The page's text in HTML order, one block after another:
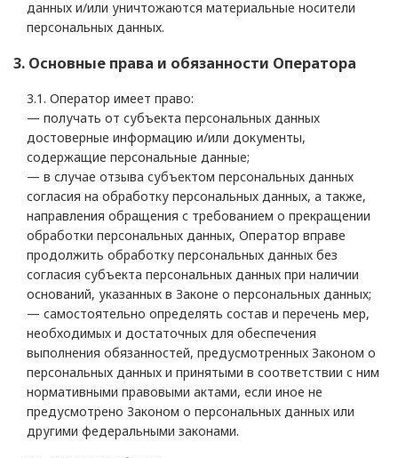
данных и/или уничтожаются материальные носители
персональных данных.
3. Основные права и обязанности Оператора
3.1. Оператор имеет право:
— получать от субъекта персональных данных
достоверные информацию и/или документы,
содержащие персональные данные;
— в случае отзыва субъектом персональных данных
согласия на обработку персональных данных, а также,
направления обращения с требованием о прекращении
обработки персональных данных, Оператор вправе
продолжить обработку персональных данных без
согласия субъекта персональных данных при наличии
оснований, указанных в Законе о персональных данных;
— самостоятельно определять состав и перечень мер,
необходимых и достаточных для обеспечения
выполнения обязанностей, предусмотренных Законом о
персональных данных и принятыми в соответствии с ним
нормативными правовыми актами, если иное не
предусмотрено Законом о персональных данных или
другими федеральными законами.